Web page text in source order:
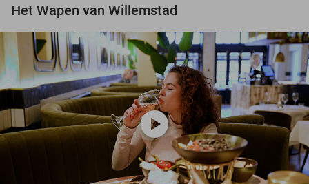
Het Wapen van Willemstad
play_circle